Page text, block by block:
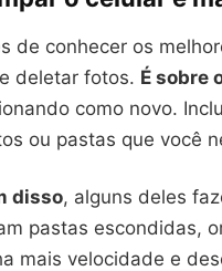
de conhecer os
deletar fotos. É sobre
como novo.
ou pastas que você
disso, alguns deles
pastas escondidas,
mais velocidade e